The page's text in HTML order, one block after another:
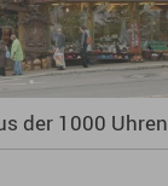
der 1000 Uhren